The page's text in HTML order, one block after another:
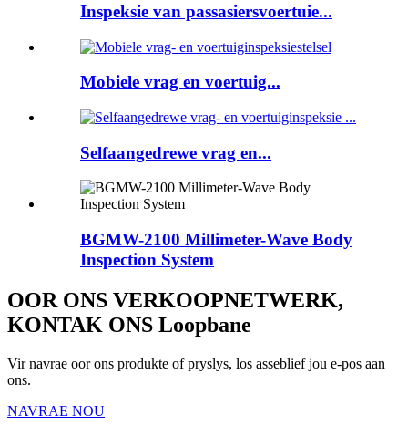
Inspeksie van passasiersvoertuie...
Mobiele vrag en voertuig...
Selfaangedrewe vrag en...
BGMW-2100 Millimeter-Wave Body
Inspection System
OOR ONS VERKOOPNETWERK,
KONTAK ONS Loopbane
Vir navrae oor ons produkte of pryslys, los asseblief jou e-pos aan
ons.
NAVRAE NOU